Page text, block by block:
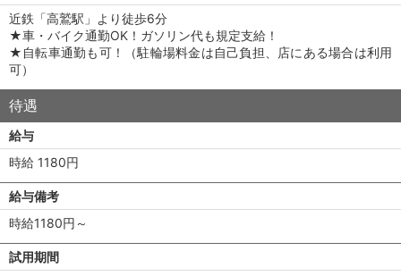
近鉄「高鷲駅」より徒歩6分
★車・バイク通勤OK！ガソリン代も規定支給！
★自転車通勤も可！（駐輪場料金は自己負担、店にある場合は利用
可）
待遇
給与
時給 1180円
給与備考
時給1180円～
試用期間